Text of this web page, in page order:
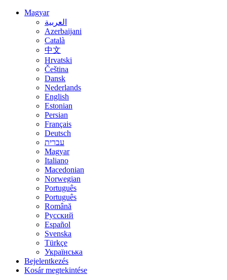
Magyar
العربية
Azerbaijani
Català
中文
Hrvatski
Čeština
Dansk
Nederlands
English
Estonian
Persian
Français
Deutsch
עברית
Magyar
Italiano
Macedonian
Norwegian
Português
Português
Română
Русский
Español
Svenska
Türkçe
Українська
Bejelentkezés
Kosár megtekintése